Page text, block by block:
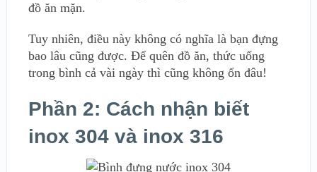
đồ ăn mặn.
Tuy nhiên, điều này không có nghĩa là bạn đựng
bao lâu cũng được. Để quên đồ ăn, thức uống
trong bình cả vài ngày thì cũng không ổn đâu!
Phần 2: Cách nhận biết
inox 304 và inox 316